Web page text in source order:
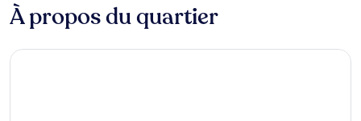
À propos du quartier